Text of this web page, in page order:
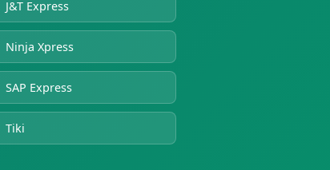
J&T Express
Ninja Xpress
SAP Express
Tiki